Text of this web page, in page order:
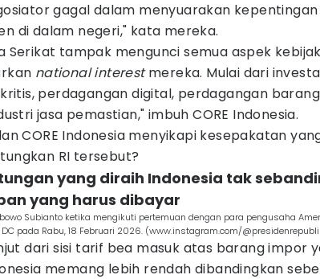
gagal dalam menyuarakan
di dalam negeri," kata mereka.
Serikat tampak mengunci semua aspek
national interestmereka. Mulai dari
perdagangan digital, perdagangan
jasa pemastian," imbuh CORE Indonesia.
CORE Indonesia menyikapi kesepakatan
RI tersebut?
yang diraih Indonesia tak
yang harus dibayar
Subianto ketika mengikuti pertemuan dengan para pengusaha
pada Rabu, 18 Februari 2026. (www.instagram.com/
dari sisi tarif bea masuk atas barang impor
memang lebih rendah dibandingkan